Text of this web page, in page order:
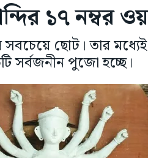
১৭ নম্বর
ছোট। তার মধ্যেই
সর্বজনীন পুজো হচ্ছে।